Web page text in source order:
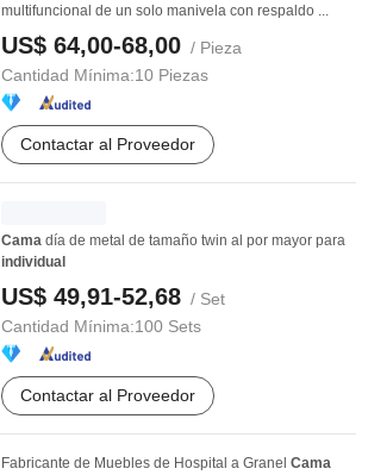
multifuncional de un solo manivela con respaldo ...
US$ 64,00-68,00 / Pieza
Cantidad Mínima:10 Piezas
Contactar al Proveedor
Cama día de metal de tamaño twin al por mayor para
individual
US$ 49,91-52,68 / Set
Cantidad Mínima:100 Sets
Contactar al Proveedor
Fabricante de Muebles de Hospital a Granel Cama